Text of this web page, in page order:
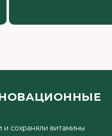
сохраняли витамины